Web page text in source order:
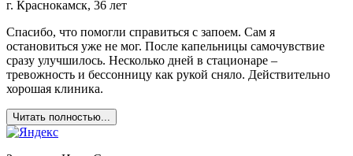
г. Краснокамск, 36 лет
Спасибо, что помогли справиться с запоем. Сам я
остановиться уже не мог. После капельницы самочувствие
сразу улучшилось. Несколько дней в стационаре –
тревожность и бессонницу как рукой сняло. Действительно
хорошая клиника.
Читать полностью...